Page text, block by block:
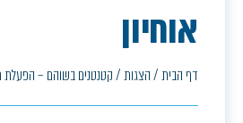
אוחיון
דף הבית/הצגות/קטנטנים בשוהם – הפעלת